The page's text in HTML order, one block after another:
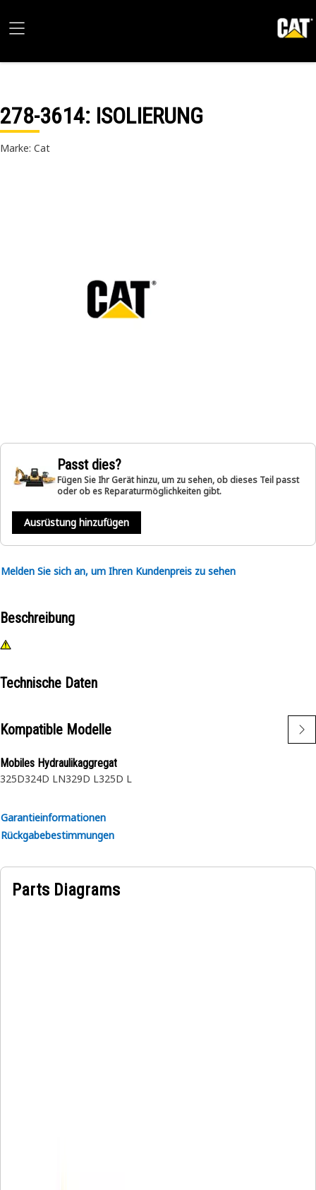
278-3614: ISOLIERUNG
Marke: Cat
Passt dies?
Fügen Sie Ihr Gerät hinzu, um zu sehen, ob dieses Teil passt
oder ob es Reparaturmöglichkeiten gibt.
Ausrüstung hinzufügen
Melden Sie sich an, um Ihren Kundenpreis zu sehen
Beschreibung
Technische Daten
Kompatible Modelle
Mobiles Hydraulikaggregat
325D324D LN329D L325D L
Garantieinformationen
Rückgabebestimmungen
Parts Diagrams